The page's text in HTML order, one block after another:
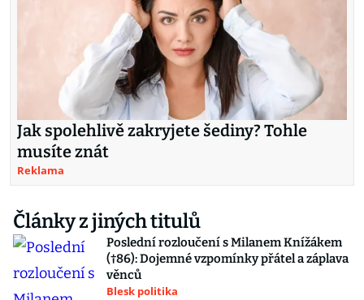
Jak spolehlivě zakryjete šediny? Tohle
musíte znát
Reklama
Články z jiných titulů
Poslední rozloučení s Milanem Knížákem
(†86): Dojemné vzpomínky přátel a záplava
věnců
Blesk politika